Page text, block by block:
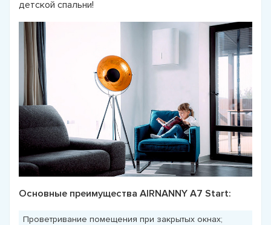
детской спальни!
Основные преимущества AIRNANNY A7 Start:
Проветривание помещения при закрытых окнах;